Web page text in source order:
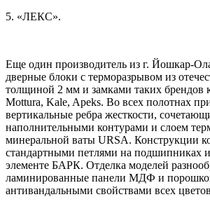
5. «ЛЕКС».
Еще один производитель из г. Йошкар-
дверные блоки с терморазрывом из
толщиной 2 мм и замками таких брендов
Mottura, Kale, Apeks. Во всех полотнах
вертикальные ребра жесткости,
наполнительными контурами и слоем
минеральной ваты URSA. Конструкции
стандартными петлями на подшипниках
элементе БАРК. Отделка моделей
ламинированные панели МДФ и
антивандальными свойствами всех